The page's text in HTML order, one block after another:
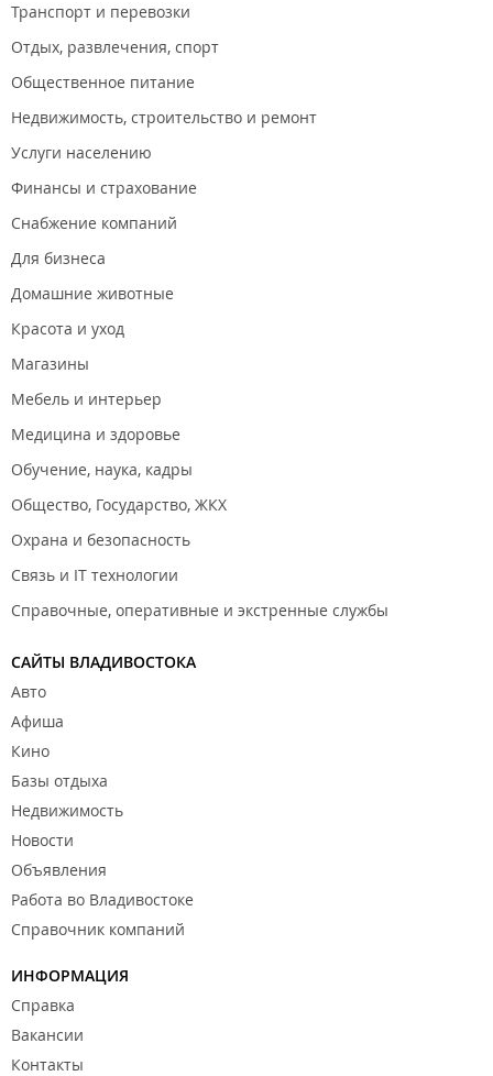
Транспорт и перевозки
Отдых, развлечения, спорт
Общественное питание
Недвижимость, строительство и ремонт
Услуги населению
Финансы и страхование
Снабжение компаний
Для бизнеса
Домашние животные
Красота и уход
Магазины
Мебель и интерьер
Медицина и здоровье
Обучение, наука, кадры
Общество, Государство, ЖКХ
Охрана и безопасность
Связь и IT технологии
Справочные, оперативные и экстренные службы
САЙТЫ ВЛАДИВОСТОКА
Авто
Афиша
Кино
Базы отдыха
Недвижимость
Новости
Объявления
Работа во Владивостоке
Справочник компаний
ИНФОРМАЦИЯ
Справка
Вакансии
Контакты